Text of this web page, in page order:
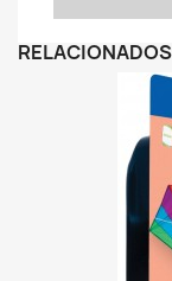
RELACIONADOS